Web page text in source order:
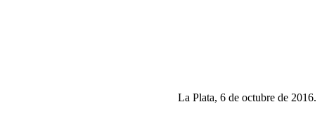
La Plata, 6 de octubre de 2016.